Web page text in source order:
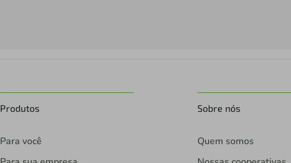
Produtos
Para você
Sobre nós
Quem somos